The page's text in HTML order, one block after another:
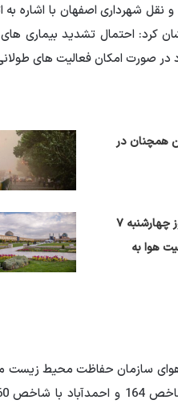
شهرداری اصفهان با اشاره به
خاطرنشان کرد: احتمال تشدید
در صورت امکان فعالیت های
در ۲۰۲۶؛ زمین همچنان در
آلودگی هوای اصفهان، امروز چهارشنبه ۷
هوا به